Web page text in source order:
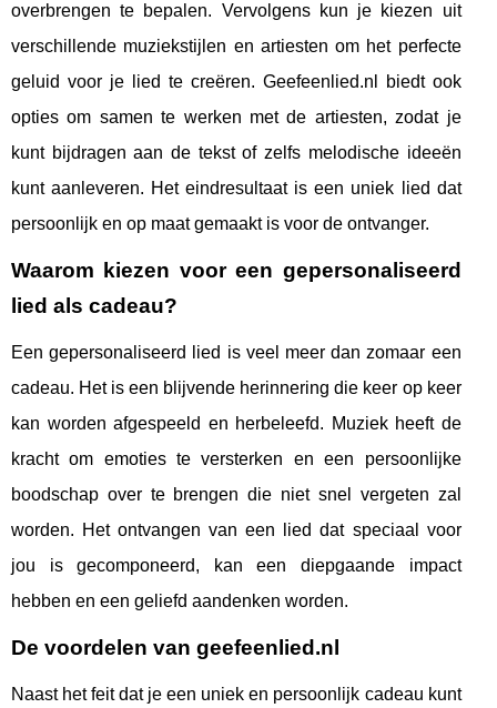
overbrengen te bepalen. Vervolgens kun je kiezen uit
verschillende muziekstijlen en artiesten om het perfecte
geluid voor je lied te creëren. Geefeenlied.nl biedt ook
opties om samen te werken met de artiesten, zodat je
kunt bijdragen aan de tekst of zelfs melodische ideeën
kunt aanleveren. Het eindresultaat is een uniek lied dat
persoonlijk en op maat gemaakt is voor de ontvanger.
Waarom kiezen voor een gepersonaliseerd
lied als cadeau?
Een gepersonaliseerd lied is veel meer dan zomaar een
cadeau. Het is een blijvende herinnering die keer op keer
kan worden afgespeeld en herbeleefd. Muziek heeft de
kracht om emoties te versterken en een persoonlijke
boodschap over te brengen die niet snel vergeten zal
worden. Het ontvangen van een lied dat speciaal voor
jou is gecomponeerd, kan een diepgaande impact
hebben en een geliefd aandenken worden.
De voordelen van geefeenlied.nl
Naast het feit dat je een uniek en persoonlijk cadeau kunt